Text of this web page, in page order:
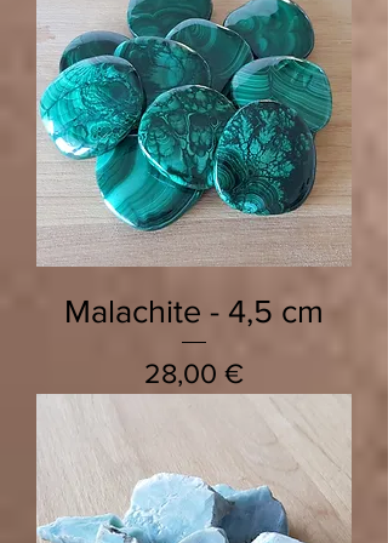
Malachite - 4,5 cm
Prix
28,00 €